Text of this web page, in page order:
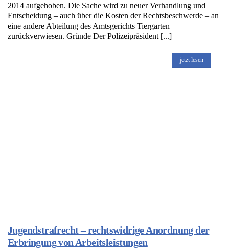
2014 aufgehoben. Die Sache wird zu neuer Verhandlung und
Entscheidung – auch über die Kosten der Rechtsbeschwerde – an
eine andere Abteilung des Amtsgerichts Tiergarten
zurückverwiesen. Gründe Der Polizeipräsident [...]
jetzt lesen
Jugendstrafrecht – rechtswidrige Anordnung der
Erbringung von Arbeitsleistungen